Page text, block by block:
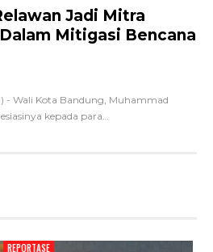
Jadi Mitra
Mitigasi Bencana
- Wali Kota Bandung, Muhammad
kepada para